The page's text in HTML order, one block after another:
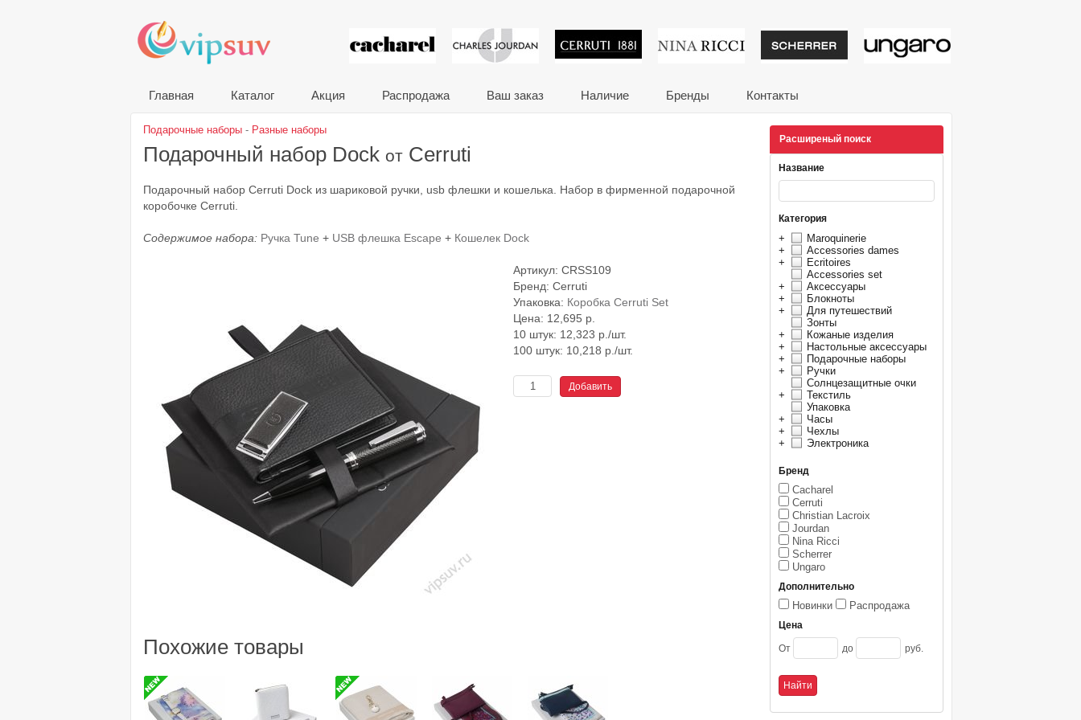
VIP сувениры и корпоративные подарки от
Главная Каталог Акция Распродажа Ваш заказ Наличие Бренды Контакты
Расширеный поиск
Название
Категория
+
Maroquinerie
+
Accessories dames
+
Ecritoires
Accessories set
+
Аксессуары
+
Блокноты
+
Для путешествий
Зонты
+
Кожаные изделия
+
Настольные аксессуары
+
Подарочные наборы
+
Ручки
Солнцезащитные очки
+
Текстиль
Упаковка
+
Часы
+
Чехлы
+
Электроника
Бренд
Cacharel
Cerruti
Christian Lacroix
Jourdan
Nina Ricci
Scherrer
Ungaro
Дополнительно
Новинки Распродажа
Цена
От до руб.
Подарочные наборы - Разные наборы
Подарочный набор Dock от Cerruti
Подарочный набор Cerruti Dock из шариковой ручки, usb флешки и кошелька. Набор в фирменной подарочной
коробочке Cerruti.
Содержимое набора: Ручка Tune + USB флешка Escape + Кошелек Dock
Артикул: CRSS109
Бренд: Cerruti
Упаковка: Коробка Cerruti Set
Цена: 12,695 р.
10 штук: 12,323 р./шт.
100 штук: 10,218 р./шт.
Похожие товары